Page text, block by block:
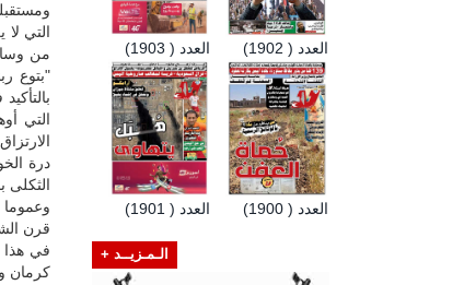
التي لا
من
"بتوع
التي
درة
الثكلى
قرن
في هذا
كرمان
العدد ( 1903) العدد ( 1902)
العدد ( 1901) العدد ( 1900)
الـمـزيــد +